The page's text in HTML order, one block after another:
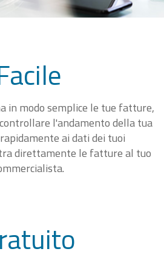
in modo semplice le tue fatture,
l'andamento della tua
ai dati dei tuoi
direttamente le fatture al tuo